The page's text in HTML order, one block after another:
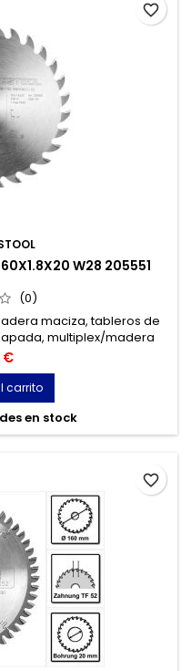
W28 205551
(0)
maciza, tableros de
multiplex/madera
aglomerada en bruto,
densidad media (MDF) y
(HDF).
€
carrito
en stock
favorite_border
favorite_border